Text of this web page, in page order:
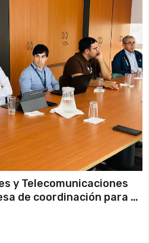
y Telecomunicaciones
de coordinación para el
en Iquique